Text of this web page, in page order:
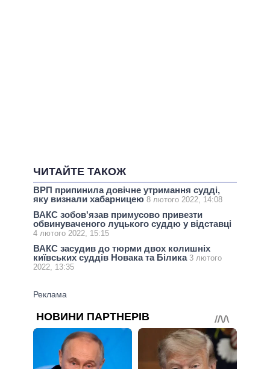
ЧИТАЙТЕ ТАКОЖ
ВРП припинила довічне утримання судді,
яку визнали хабарницею 8 лютого 2022, 14:08
ВАКС зобов'язав примусово привезти
обвинуваченого луцького суддю у відставці
4 лютого 2022, 15:15
ВАКС засудив до тюрми двох колишніх
київських суддів Новака та Білика 3 лютого
2022, 13:35